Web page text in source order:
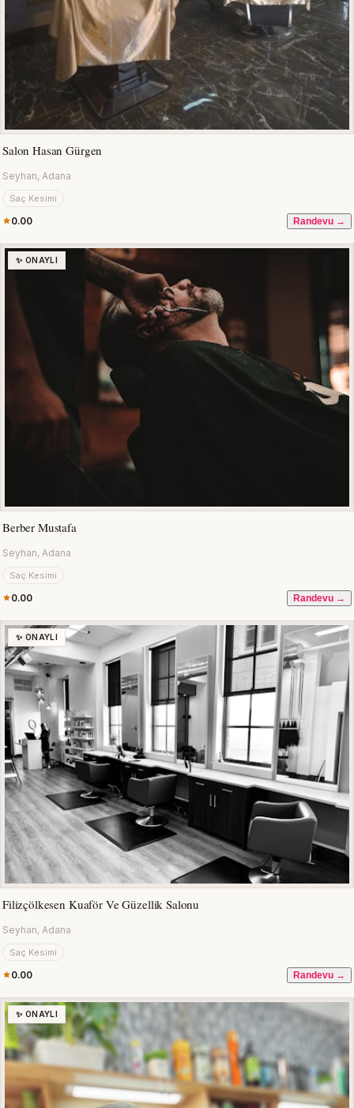
Salon Hasan Gürgen
Seyhan, Adana
Saç Kesimi
0.00 Randevu →
✨ ONAYLI
Berber Mustafa
Seyhan, Adana
Saç Kesimi
0.00 Randevu →
✨ ONAYLI
Filizçölkesen Kuaför Ve Güzellik Salonu
Seyhan, Adana
Saç Kesimi
0.00 Randevu →
✨ ONAYLI